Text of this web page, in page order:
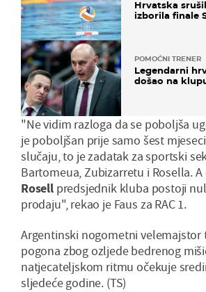
Hrvatska
izborila finale
POMOĆNI TRENER
Legendarni
došao na
"Ne vidim razloga da se poboljša
je poboljšan prije samo šest
slučaju, to je zadatak za sportski
Bartomeua, Zubizarretu i Rosella.
Rosell predsjednik kluba postoji
prodaju", rekao je Faus za RAC 1.
Argentinski nogometni velemajstor
pogona zbog ozljede bedrenog
natjecateljskom ritmu očekuje
sljedeće godine. (TS)